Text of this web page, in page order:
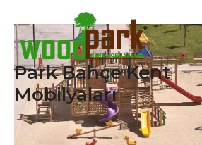
atla
Park Bahçe Kent
Mobilyaları